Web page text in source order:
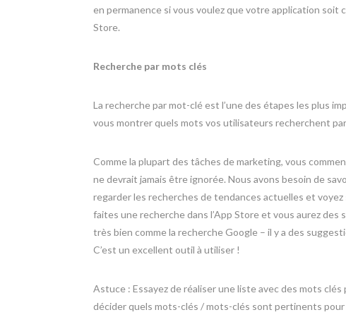
en permanence si vous voulez que votre application soit
Store.
Recherche par mots clés
La recherche par mot-clé est l’une des étapes les plus
vous montrer quels mots vos utilisateurs recherchent
Comme la plupart des tâches de marketing, vous
ne devrait jamais être ignorée. Nous avons besoin de
regarder les recherches de tendances actuelles et voyez
faites une recherche dans l’App Store et vous aurez
très bien comme la recherche Google – il y a des
C’est un excellent outil à utiliser !
Astuce : Essayez de réaliser une liste avec des mots
décider quels mots-clés / mots-clés sont pertinents